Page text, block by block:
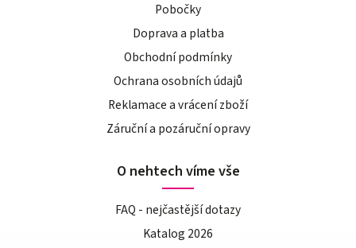
Pobočky
Doprava a platba
Obchodní podmínky
Ochrana osobních údajů
Reklamace a vrácení zboží
Záruční a pozáruční opravy
O nehtech víme vše
FAQ - nejčastější dotazy
Katalog 2026